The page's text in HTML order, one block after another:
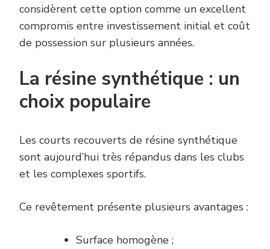
considèrent cette option comme un excellent
compromis entre investissement initial et coût
de possession sur plusieurs années.
La résine synthétique : un
choix populaire
Les courts recouverts de résine synthétique
sont aujourd’hui très répandus dans les clubs
et les complexes sportifs.
Ce revêtement présente plusieurs avantages :
Surface homogène ;